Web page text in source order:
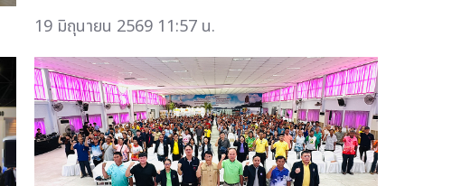
19 มิถุนายน 2569 11:57 น.